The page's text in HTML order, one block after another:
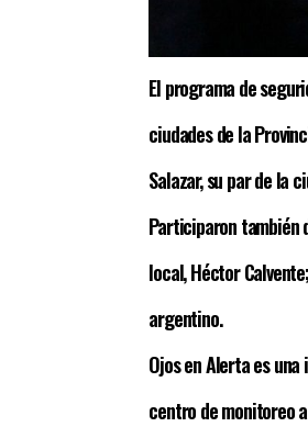
El programa de
ciudades de la
Salazar, su par de la
Participaron también
local, Héctor
argentino.
Ojos en Alerta es
centro de monitoreo